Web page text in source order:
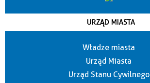
URZĄD MIASTA
Władze miasta
Urząd Miasta
Urząd Stanu Cywilnego